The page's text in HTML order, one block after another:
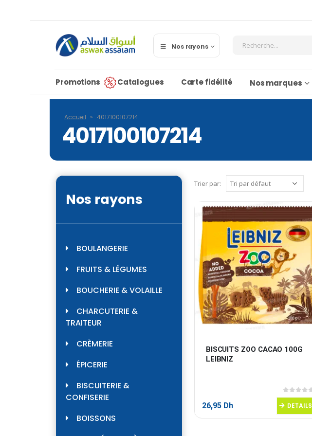
Nos rayons
Promotions Catalogues Carte fidélité Nos marques
Accueil » 4017100107214
4017100107214
Trier par:
BISCUITS ZOO CACAO 100G
LEIBNIZ
0sur 5
26,95 Dh DETAILS
Nos rayons
BOULANGERIE
FRUITS & LÉGUMES
BOUCHERIE & VOLAILLE
CHARCUTERIE &
TRAITEUR
CRÈMERIE
ÉPICERIE
BISCUITERIE &
CONFISERIE
BOISSONS